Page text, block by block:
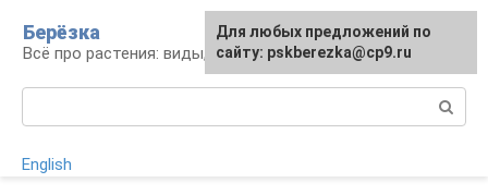
контенту
Берёзка
Всё про растения: виды, выращивание, уход
English
Для любых предложений по
сайту: pskberezka@cp9.ru